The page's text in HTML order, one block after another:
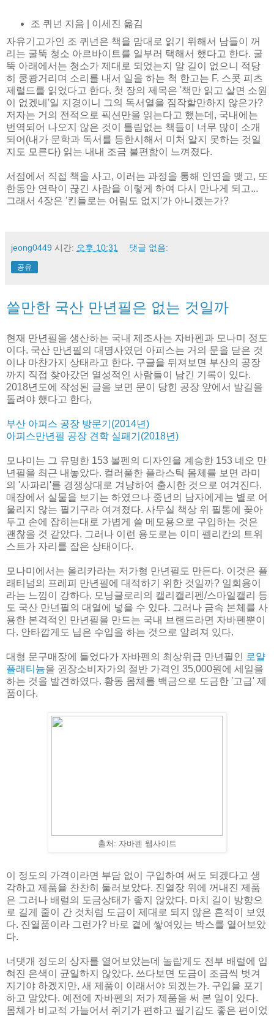
조 퀴넌 지음 | 이세진 옮김
자유기고가인 조 퀴넌은 책을 맘대로 읽기 위해서 남들이 꺼
리는 굴뚝 청소 아르바이트를 일부러 택해서 했다고 한다. 굴
뚝 아래에서는 청소가 제대로 되었는지 알 길이 없으니 적당
히 쿵쾅거리며 소리를 내서 일을 하는 척 한고는 F. 스콧 피츠
제럴드를 읽었다고 한다. 첫 장의 제목은 '책만 읽고 살면 소원
이 없겠네'일 지경이니 그의 독서열을 짐작할만하지 않은가?
저자는 거의 전적으로 픽션만을 읽는다고 했는데, 국내에는
번역되어 나오지 않은 것이 틀림없는 책들이 너무 많이 소개
되어(내가 문학과 독서를 등한시해서 미처 알지 못하는 것일
지도 모른다) 읽는 내내 조금 불편함이 느껴졌다.
서점에서 직접 책을 사고, 이러는 과정을 통해 인연을 맺고, 또
한동안 연락이 끊긴 사람을 이렇게 하여 다시 만나게 되고...
그래서 4장은 '킨들로는 어림도 없지'가 아니겠는가?
jeong0449 시간: 오후 10:31 댓글 없음:
공유
쓸만한 국산 만년필은 없는 것일까
현재 만년필을 생산하는 국내 제조사는 자바펜과 모나미 정도
이다. 국산 만년필의 대명사였던 아피스는 거의 문을 닫은 것
이나 마찬가지 상태라고 한다. 구글을 뒤져보면 부산의 공장
까지 직접 찾아갔던 열성적인 사람들이 남긴 기록이 있다.
2018년도에 작성된 글을 보면 문이 당힌 공장 앞에서 발길을
돌려야 했다고 한다,
부산 아피스 공장 방문기(2014년)
아피스만년필 공장 견학 실패기(2018년)
모나미는 그 유명한 153 볼펜의 디자인을 계승한 153 네오 만
년필을 최근 내놓았다. 컬러풀한 플라스틱 몸체를 보면 라미
의 '사파리'를 경쟁상대로 겨냥하여 출시한 것으로 여겨진다.
매장에서 실물을 보기는 하였으나 중년의 남자에게는 별로 어
울리지 않는 필기구라 여겨졌다. 사무실 책상 위 필통에 꽂아
두고 손에 잡히는대로 가볍게 쓸 메모용으로 구입하는 것은
괜찮을 것 같았다. 그러나 이런 용도로는 이미 펠리칸의 트위
스트가 자리를 잡은 상태이다.
모나미에서는 올리카라는 저가형 만년필도 만든다. 이것은 플
래티넘의 프레피 만년필에 대적하기 위한 것일까? 일회용이
라는 느낌이 강하다. 모닝글로리의 캘리캘리펜/스마일캘리 등
도 국산 만년필의 대열에 넣을 수 있다. 그러나 금속 본체를 사
용한 본격적인 만년필을 만드는 국내 브랜드라면 자바펜뿐이
다. 안타깝게도 닙은 수입을 하는 것으로 알려져 있다.
대형 문구매장에 들었다가 자바펜의 최상위급 만년필인
로얄
플래티늄을 권장소비자가의 절반 가격인 35,000원에 세일을
하는 것을 발견하였다. 황동 몸체를 백금으로 도금한 '고급' 제
품이다.
출처: 자바펜 웹사이트
이 정도의 가격이라면 부담 없이 구입하여 써도 되겠다고 생
각하고 제품을 찬찬히 둘러보았다. 진열장 위에 꺼내진 제품
은 그러나 배럴의 도금상태가 좋지 않았다. 마치 길이 방향으
로 길게 줄이 간 것처럼 도금이 제대로 되지 않은 흔적이 보였
다. 진열품이라 그런가? 바로 곁에 쌓여있는 박스를 열어보았
다.
너댓개 정도의 상자를 열어보았는데 놀랍게도 전부 배럴에 입
혀진 은색이 균일하지 않았다. 쓰다보면 도금이 조금씩 벗겨
지기야 하겠지만, 새 제품이 이래서야 되겠는가. 구입을 포기
하고 말았다. 예전에 자바펜의 저가 제품을 써 본 일이 있다.
몸체가 비교적 가늘어서 쥐기가 편하고 필기감도 좋은 편이었